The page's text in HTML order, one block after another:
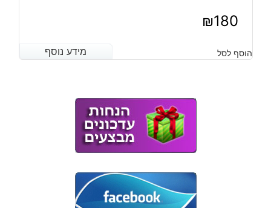
₪180
מידע נוסף הוסף לסל מידע נוסף